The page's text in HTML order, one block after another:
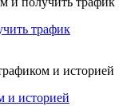
трафик
и историей